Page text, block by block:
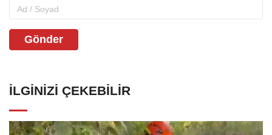
Gönder
İLGINIZI ÇEKEBILIR